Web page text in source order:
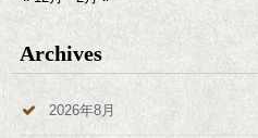
Archives
2026年8月